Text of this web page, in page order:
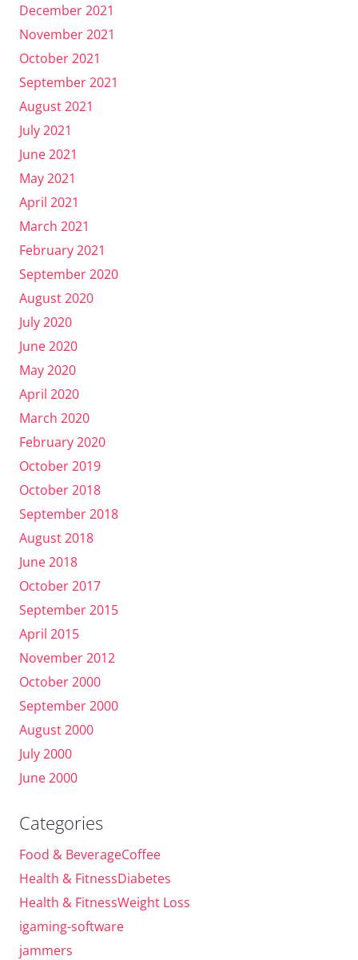
December 2021
November 2021
October 2021
September 2021
August 2021
July 2021
June 2021
May 2021
April 2021
March 2021
February 2021
September 2020
August 2020
July 2020
June 2020
May 2020
April 2020
March 2020
February 2020
October 2019
October 2018
September 2018
August 2018
June 2018
October 2017
September 2015
April 2015
November 2012
October 2000
September 2000
August 2000
July 2000
June 2000
Categories
Food & BeverageCoffee
Health & FitnessDiabetes
Health & FitnessWeight Loss
igaming-software
jammers